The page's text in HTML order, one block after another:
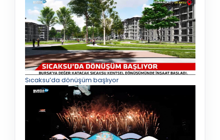
Sıcaksu’da dönüşüm başlıyor